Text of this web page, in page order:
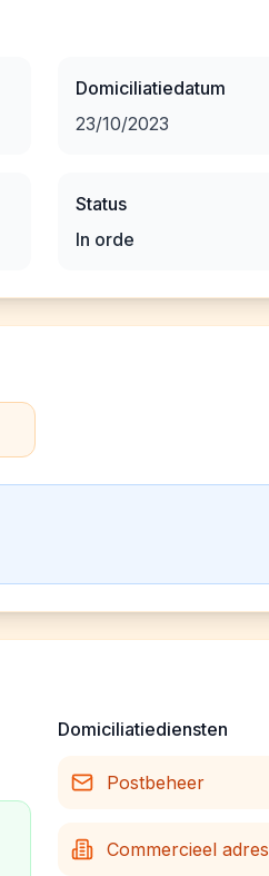
Domiciliatiedatum
23/10/2023
Status
In orde
Domiciliatiediensten
Postbeheer
Commercieel adres